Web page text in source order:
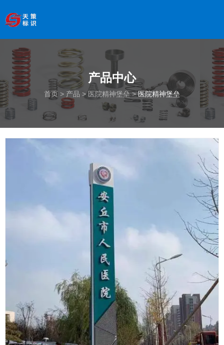
欢迎访问南京天策标识有限公司官网
医院、银行、政府、房地产、企事业单位、景区等基础建设
领域
全国服务热线 18066033339
产品详情
首页/产品 医院精神堡垒 /医院精神堡垒
产品中心
首页 > 产品 >医院精神堡垒 >医院精神堡垒